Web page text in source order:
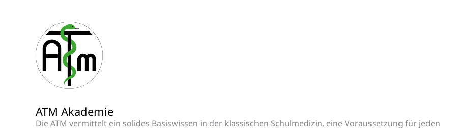
ATM Akademie
Die ATM vermittelt ein solides Basiswissen in der klassischen Schulmedizin, eine Voraussetzung für jeden